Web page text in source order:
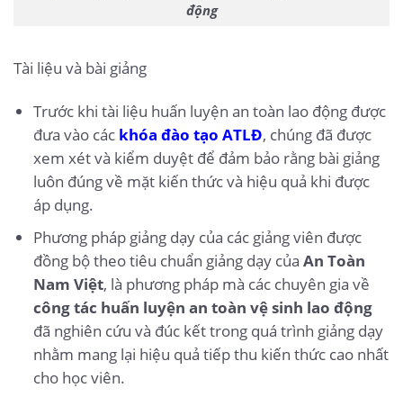
động
Tài liệu và bài giảng
Trước khi tài liệu huấn luyện an toàn lao động được
đưa vào các khóa đào tạo ATLĐ, chúng đã được
xem xét và kiểm duyệt để đảm bảo rằng bài giảng
luôn đúng về mặt kiến thức và hiệu quả khi được
áp dụng.
Phương pháp giảng dạy của các giảng viên được
đồng bộ theo tiêu chuẩn giảng dạy của An Toàn
Nam Việt, là phương pháp mà các chuyên gia về
công tác huấn luyện an toàn vệ sinh lao động
đã nghiên cứu và đúc kết trong quá trình giảng dạy
nhằm mang lại hiệu quả tiếp thu kiến thức cao nhất
cho học viên.